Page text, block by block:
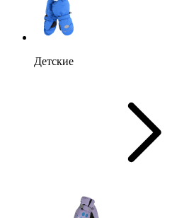
Детские